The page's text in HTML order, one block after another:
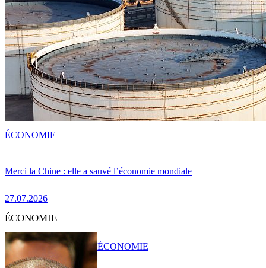
Merci la Chine : elle a sauvé l’économie mondiale
27.07.2026
ÉCONOMIE
ÉCONOMIE
ÉCONOMIE